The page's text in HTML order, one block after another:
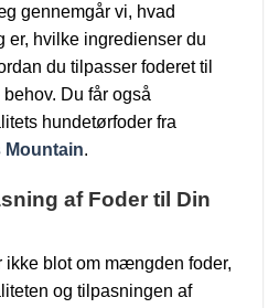
gennemgår vi, hvad
er, hvilke ingredienser du
du tilpasser foderet til
Du får også
hundetørfoder fra
Mountain.
af Foder til Din
blot om mængden foder,
og tilpasningen af